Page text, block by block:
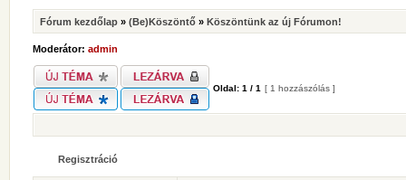
Fórum kezdőlap » (Be)Köszöntő » Köszöntünk az új Fórumon!
Moderátor: admin
Oldal: 1 / 1 [ 1 hozzászólás ]
Regisztráció